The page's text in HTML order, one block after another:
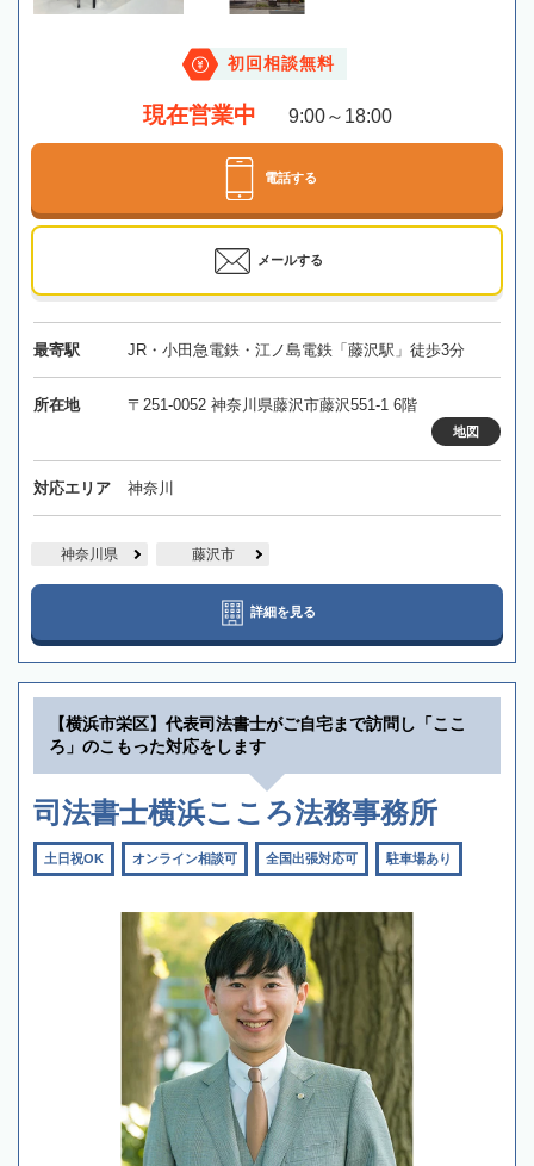
初回相談無料
現在営業中 9:00～18:00
電話する
メールする
最寄駅 JR・小田急電鉄・江ノ島電鉄「藤沢駅」徒歩3分
所在地 〒251-0052 神奈川県藤沢市藤沢551-1 6階
地図
対応エリア 神奈川
神奈川県 藤沢市
詳細を見る
【横浜市栄区】代表司法書士がご自宅まで訪問し「ここ
ろ」のこもった対応をします
司法書士横浜こころ法務事務所
土日祝OK オンライン相談可 全国出張対応可 駐車場あり